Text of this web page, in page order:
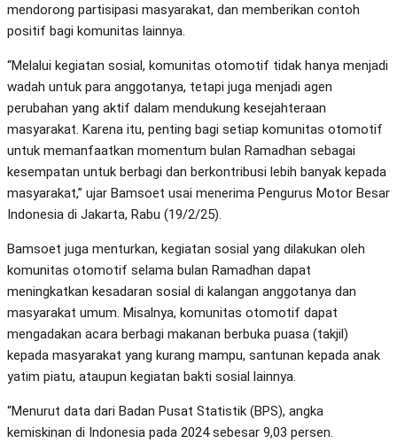
mendorong partisipasi masyarakat, dan memberikan contoh
positif bagi komunitas lainnya.
“Melalui kegiatan sosial, komunitas otomotif tidak hanya menjadi
wadah untuk para anggotanya, tetapi juga menjadi agen
perubahan yang aktif dalam mendukung kesejahteraan
masyarakat. Karena itu, penting bagi setiap komunitas otomotif
untuk memanfaatkan momentum bulan Ramadhan sebagai
kesempatan untuk berbagi dan berkontribusi lebih banyak kepada
masyarakat,” ujar Bamsoet usai menerima Pengurus Motor Besar
Indonesia di Jakarta, Rabu (19/2/25).
Bamsoet juga menturkan, kegiatan sosial yang dilakukan oleh
komunitas otomotif selama bulan Ramadhan dapat
meningkatkan kesadaran sosial di kalangan anggotanya dan
masyarakat umum. Misalnya, komunitas otomotif dapat
mengadakan acara berbagi makanan berbuka puasa (takjil)
kepada masyarakat yang kurang mampu, santunan kepada anak
yatim piatu, ataupun kegiatan bakti sosial lainnya.
“Menurut data dari Badan Pusat Statistik (BPS), angka
kemiskinan di Indonesia pada 2024 sebesar 9,03 persen.